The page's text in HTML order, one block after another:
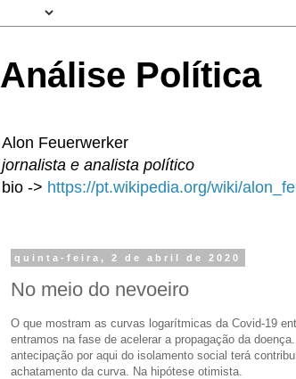
Análise Política
Alon Feuerwerker
jornalista e analista político
bio -> https://pt.wikipedia.org/wiki/
quinta-feira, 2 de abril de 2020
No meio do nevoeiro
O que mostram as curvas logarítmicas da Covid-19
entramos na fase de acelerar a propagação da
antecipação por aqui do isolamento social terá
achatamento da curva. Na hipótese otimista.